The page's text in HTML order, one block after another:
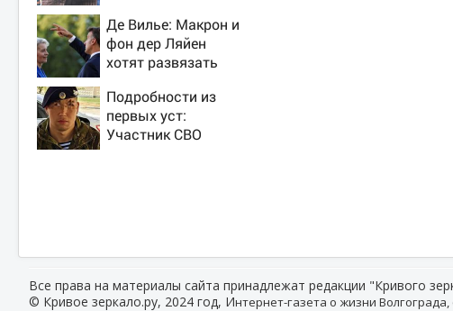
Де Вилье: Макрон и
фон дер Ляйен
хотят развязать
Подробности из
первых уст:
Участник СВО
Все права на материалы сайта принадлежат редакции "Кривого
© Кривое зеркало.ру, 2024 год, Интернет-газета о жизни Волгограда,